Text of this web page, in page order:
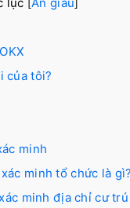
[ ]
của tôi?
minh
minh tổ chức là gì?
minh địa chỉ cư